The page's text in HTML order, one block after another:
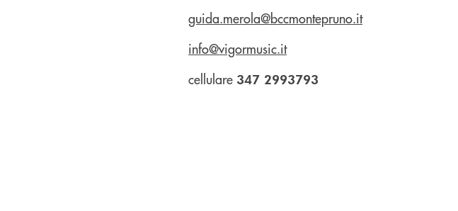
guida.merola@bccmontepruno.it
info@vigormusic.it
cellulare 347 2993793